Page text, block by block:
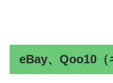
eBay、Qoo10（